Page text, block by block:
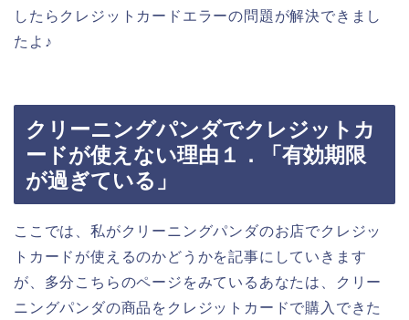
したらクレジットカードエラーの問題が解決できまし
たよ♪
クリーニングパンダでクレジットカ
ードが使えない理由１．「有効期限
が過ぎている」
ここでは、私がクリーニングパンダのお店でクレジッ
トカードが使えるのかどうかを記事にしていきます
が、多分こちらのページをみているあなたは、クリー
ニングパンダの商品をクレジットカードで購入できた